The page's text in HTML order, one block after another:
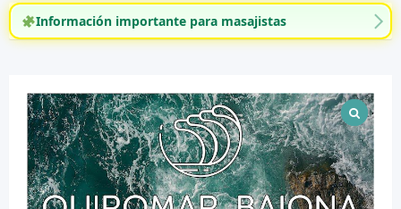
Información importante para masajistas